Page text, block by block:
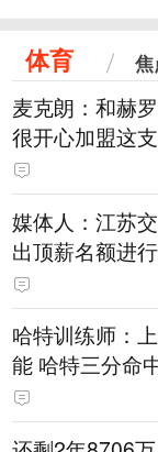
体育
麦克朗：和赫
很开心加盟这
媒体人：江苏
出顶薪名额进
哈特训练师：
能 哈特三分命